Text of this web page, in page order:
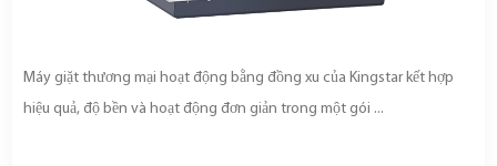
Máy giặt thương mại hoạt động bằng đồng xu của Kingstar kết hợp
hiệu quả, độ bền và hoạt động đơn giản trong một gói ...